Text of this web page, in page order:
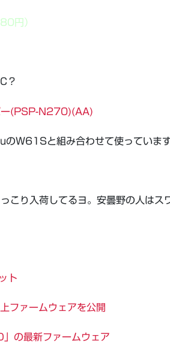
円）
？
ー(PSP-N270)(AA)
W61Sと組み合わせて使っています
こり入荷してるヨ。安曇野の人はス
ト
ファームウェアを公開
の最新ファームウェア